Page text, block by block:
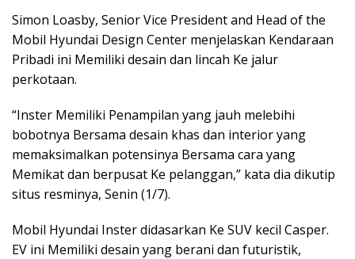
Simon Loasby, Senior Vice President and Head of the
Mobil Hyundai Design Center menjelaskan Kendaraan
Pribadi ini Memiliki desain dan lincah Ke jalur
perkotaan.
“Inster Memiliki Penampilan yang jauh melebihi
bobotnya Bersama desain khas dan interior yang
memaksimalkan potensinya Bersama cara yang
Memikat dan berpusat Ke pelanggan,” kata dia dikutip
situs resminya, Senin (1/7).
Mobil Hyundai Inster didasarkan Ke SUV kecil Casper.
EV ini Memiliki desain yang berani dan futuristik,